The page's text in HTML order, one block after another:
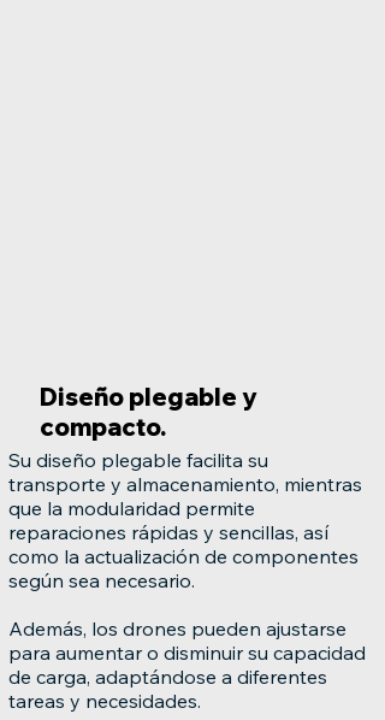
Diseño plegable y
compacto.
Su diseño plegable facilita su
transporte y almacenamiento, mientras
que la modularidad permite
reparaciones rápidas y sencillas, así
como la actualización de componentes
según sea necesario.
Además, los drones pueden ajustarse
para aumentar o disminuir su capacidad
de carga, adaptándose a diferentes
tareas y necesidades.